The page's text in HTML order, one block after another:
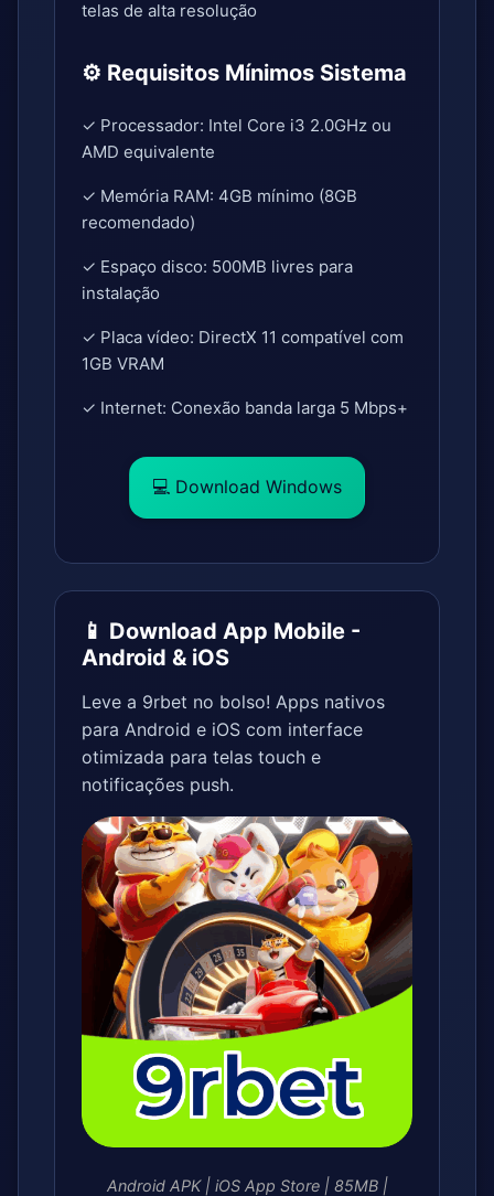
telas de alta resolução
⚙️ Requisitos Mínimos Sistema
✓ Processador: Intel Core i3 2.0GHz ou
AMD equivalente
✓ Memória RAM: 4GB mínimo (8GB
recomendado)
✓ Espaço disco: 500MB livres para
instalação
✓ Placa vídeo: DirectX 11 compatível com
1GB VRAM
✓ Internet: Conexão banda larga 5 Mbps+
💻 Download Windows
📱 Download App Mobile -
Android & iOS
Leve a 9rbet no bolso! Apps nativos
para Android e iOS com interface
otimizada para telas touch e
notificações push.
Android APK | iOS App Store | 85MB |